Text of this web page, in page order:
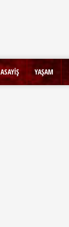
ASAYİŞ YAŞAM